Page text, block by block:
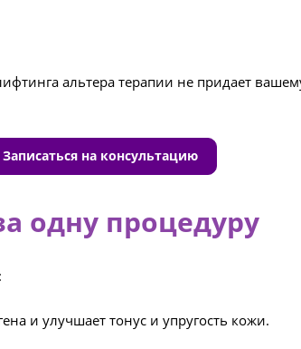
альтера терапии не придает
Записаться на консультацию
одну процедуру
и улучшает тонус и упругость кожи.